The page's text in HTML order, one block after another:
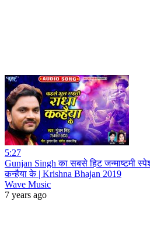
5:27
Gunjan Singh का सबसे हिट जन्माष्टमी
कन्हैया के | Krishna Bhajan 2019
Wave Music
7 years ago